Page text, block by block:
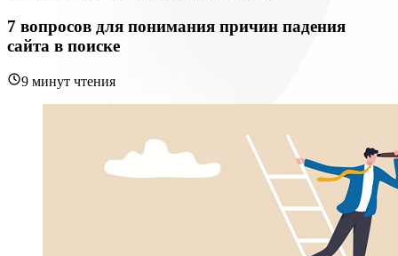
7 вопросов для понимания причин падения
сайта в поиске
9 минут чтения